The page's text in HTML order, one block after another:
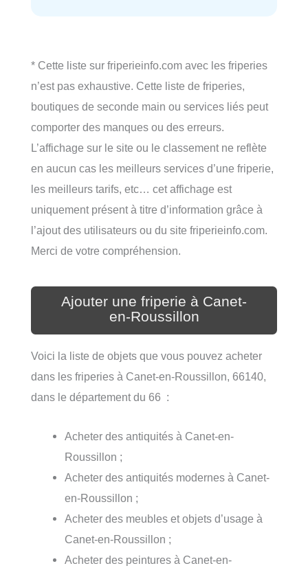
* Cette liste sur friperieinfo.com avec les friperies
n’est pas exhaustive. Cette liste de friperies,
boutiques de seconde main ou services liés peut
comporter des manques ou des erreurs.
L’affichage sur le site ou le classement ne reflète
en aucun cas les meilleurs services d’une friperie,
les meilleurs tarifs, etc… cet affichage est
uniquement présent à titre d’information grâce à
l’ajout des utilisateurs ou du site friperieinfo.com.
Merci de votre compréhension.
Ajouter une friperie à Canet-
en-Roussillon
Voici la liste de objets que vous pouvez acheter
dans les friperies à Canet-en-Roussillon, 66140,
dans le département du 66 :
Acheter des antiquités à Canet-en-
Roussillon ;
Acheter des antiquités modernes à Canet-
en-Roussillon ;
Acheter des meubles et objets d’usage à
Canet-en-Roussillon ;
Acheter des peintures à Canet-en-